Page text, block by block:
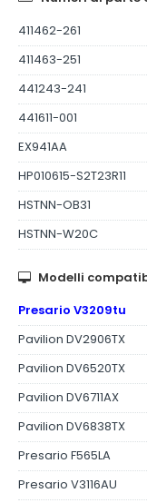
411462-261
411463-251
441243-241
441611-001
EX941AA
HP010615-S2T23R11
HSTNN-OB31
HSTNN-W20C
Modelli
Presario V3209tu
Pavilion DV2906TX
Pavilion DV6520TX
Pavilion DV6711AX
Pavilion DV6838TX
Presario F565LA
Presario V3116AU